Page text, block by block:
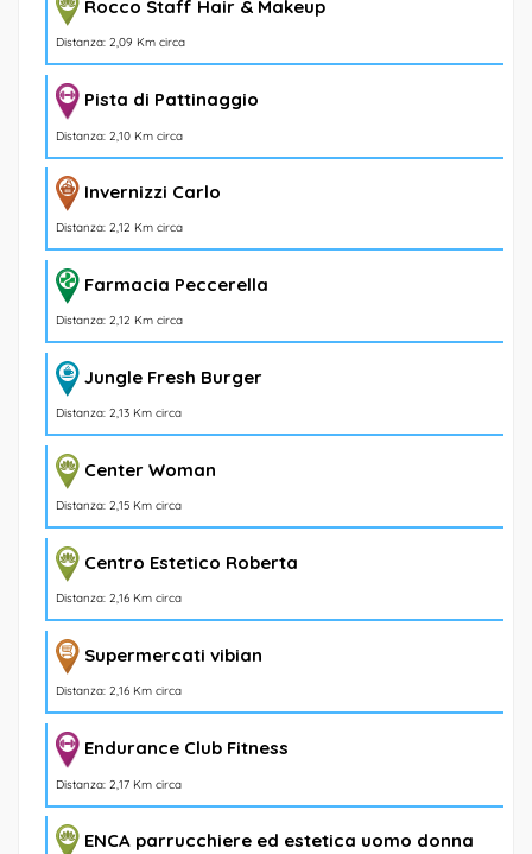
Rocco Staff Hair & Makeup
Distanza: 2,09 Km circa
Pista di Pattinaggio
Distanza: 2,10 Km circa
Invernizzi Carlo
Distanza: 2,12 Km circa
Farmacia Peccerella
Distanza: 2,12 Km circa
Jungle Fresh Burger
Distanza: 2,13 Km circa
Center Woman
Distanza: 2,15 Km circa
Centro Estetico Roberta
Distanza: 2,16 Km circa
Supermercati vibian
Distanza: 2,16 Km circa
Endurance Club Fitness
Distanza: 2,17 Km circa
ENCA parrucchiere ed estetica uomo donna